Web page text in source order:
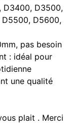
D3400, D3500,
D5600,
pas besoin
: idéal pour
une qualité
plait . Merci